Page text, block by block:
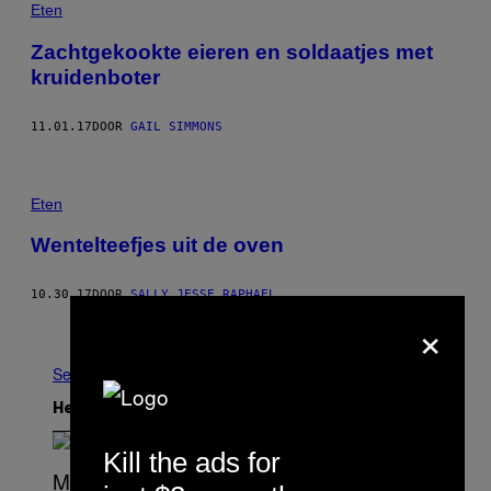
Eten
Zachtgekookte eieren en soldaatjes met
kruidenboter
11.01.17DOOR GAIL SIMMONS
Eten
Wentelteefjes uit de oven
10.30.17DOORSALLY JESSE RAPHAEL
See All
Het Laatste
×
Kill the ads for